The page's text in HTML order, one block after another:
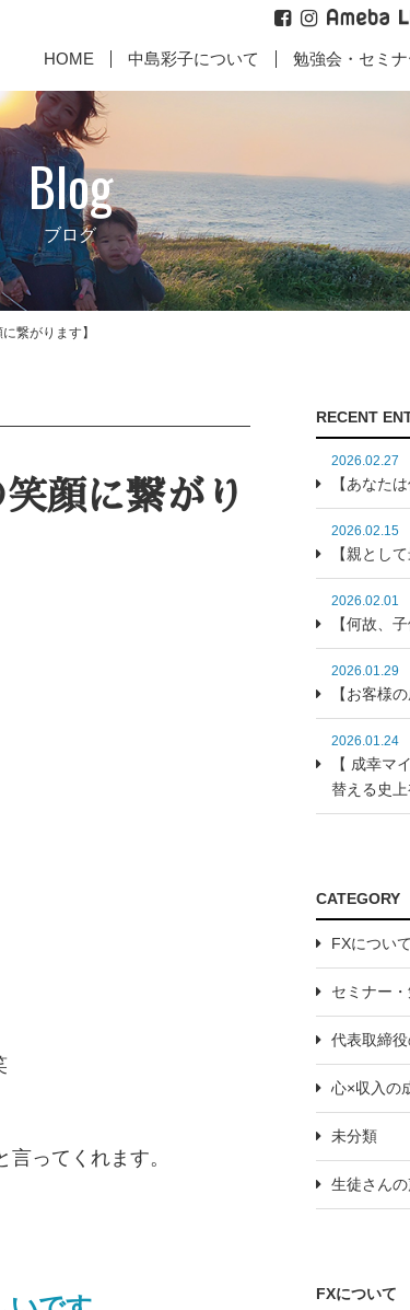
HOME 中島彩子について 勉強会・セミナ
【何故、子供食堂に
じめたのか？】
【成幸マインドお客
果】
Blog
ブログ
繋がります】
顔に繋がり
ってくれます。
RECENT
2026.02.27
【あなた
2026.02.15
【親とし
2026.02.01
【何故、
2026.01.29
【お客様の
2026.01.24
【 成幸マ
替える史上
CATEGORY
FXについて
セミナー
代表取締
心×収入の
未分類
生徒さん
FXについて